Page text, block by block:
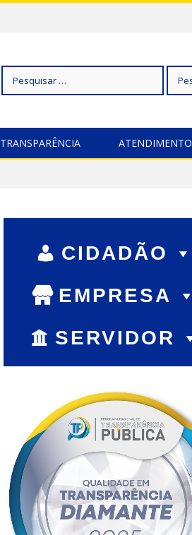
Pesquisar
TRANSPARÊNCIA ATENDIMENTO
CIDADÃO
EMPRESA
SERVIDOR